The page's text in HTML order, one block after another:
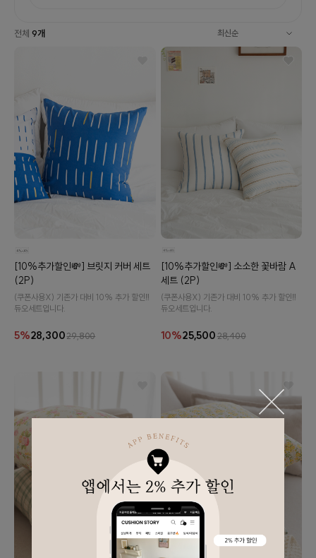
전체 9개
[10%추가할인💸] 브릿지 커버 세트
(2P)
(쿠폰사용X) 기존가 대비 10% 추가 할인‼️
듀오세트입니다.
5%28,30029,800
[10%추가할인💸] 소소한 꽃바람 A
세트 (2P)
(쿠폰사용X) 기존가 대비 10% 추가 할인‼️
듀오세트입니다.
10%25,500 28,400